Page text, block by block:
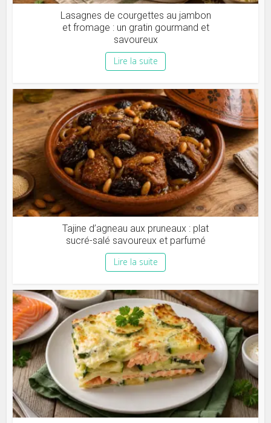
Lasagnes de courgettes au jambon
et fromage : un gratin gourmand et
savoureux
Lire la suite
Tajine d’agneau aux pruneaux : plat
sucré-salé savoureux et parfumé
Lire la suite